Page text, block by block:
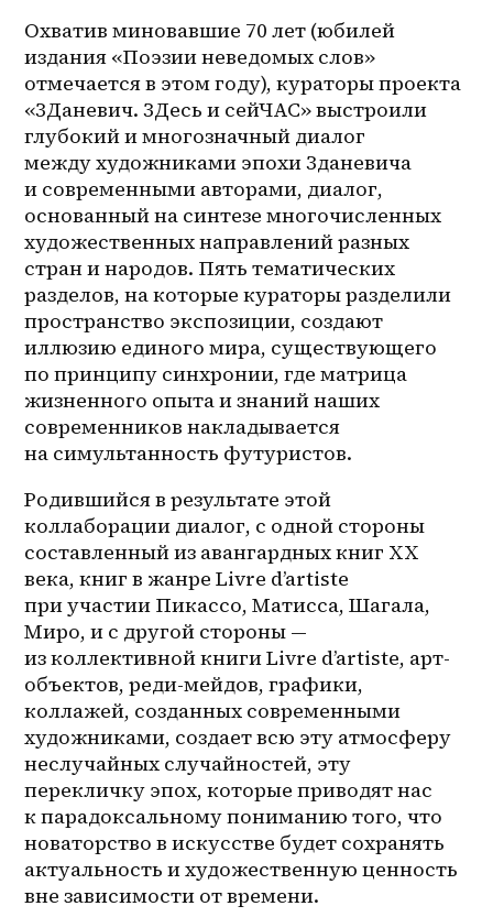
Охватив миновавшие 70 лет (юбилей
издания «Поэзии неведомых слов»
отмечается в этом году), кураторы проекта
«ЗДаневич. ЗДесь и сейЧАС» выстроили
глубокий и многозначный диалог
между художниками эпохи Зданевича
и современными авторами, диалог,
основанный на синтезе многочисленных
художественных направлений разных
стран и народов. Пять тематических
разделов, на которые кураторы разделили
пространство экспозиции, создают
иллюзию единого мира, существующего
по принципу синхронии, где матрица
жизненного опыта и знаний наших
современников накладывается
на симультанность футуристов.
Родившийся в результате этой
коллаборации диалог, с одной стороны
составленный из авангардных книг ХХ
века, книг в жанре Livre d’artiste
при участии Пикассо, Матисса, Шагала,
Миро, и с другой стороны —
из коллективной книги Livre d’artiste, арт-
объектов, реди-мейдов, графики,
коллажей, созданных современными
художниками, создает всю эту атмосферу
неслучайных случайностей, эту
перекличку эпох, которые приводят нас
к парадоксальному пониманию того, что
новаторство в искусстве будет сохранять
актуальность и художественную ценность
вне зависимости от времени.